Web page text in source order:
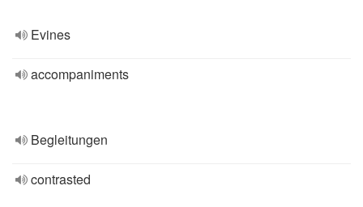
Evines
accompaniments
Begleitungen
contrasted